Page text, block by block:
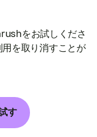
をお試しくださ
を取り消すことが
す